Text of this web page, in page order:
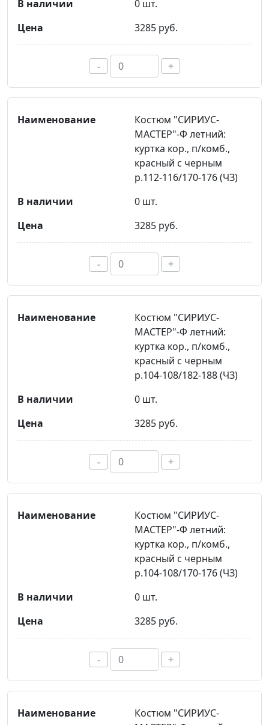
0 шт.
3285 руб.
- +
Костюм "СИРИУС-
МАСТЕР"-Ф летний:
куртка кор., п/комб.,
красный с черным
р.112-116/170-176 (ЧЗ)
0 шт.
3285 руб.
- +
Костюм "СИРИУС-
МАСТЕР"-Ф летний:
куртка кор., п/комб.,
красный с черным
р.104-108/182-188 (ЧЗ)
0 шт.
3285 руб.
- +
Костюм "СИРИУС-
МАСТЕР"-Ф летний:
куртка кор., п/комб.,
красный с черным
р.104-108/170-176 (ЧЗ)
0 шт.
3285 руб.
- +
Костюм "СИРИУС-